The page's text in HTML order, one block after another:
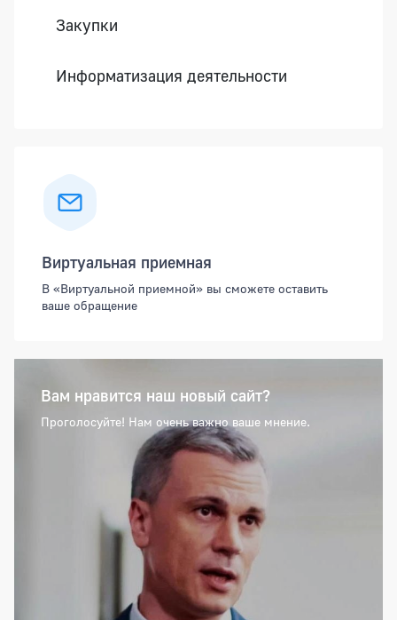
Закупки
Информатизация деятельности
Виртуальная приемная
В «Виртуальной приемной» вы сможете оставить
ваше обращение
Вам нравится наш новый сайт?
Проголосуйте! Нам очень важно ваше мнение.